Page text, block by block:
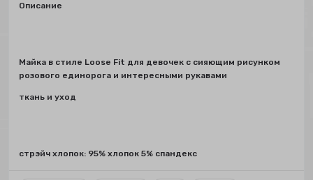
Описание
Майка в стиле Loose Fit для девочек с сияющим рисунком
розового единорога и интересными рукавами
ткань и уход
стрэйч хлопок: 95% хлопок 5% спандекс